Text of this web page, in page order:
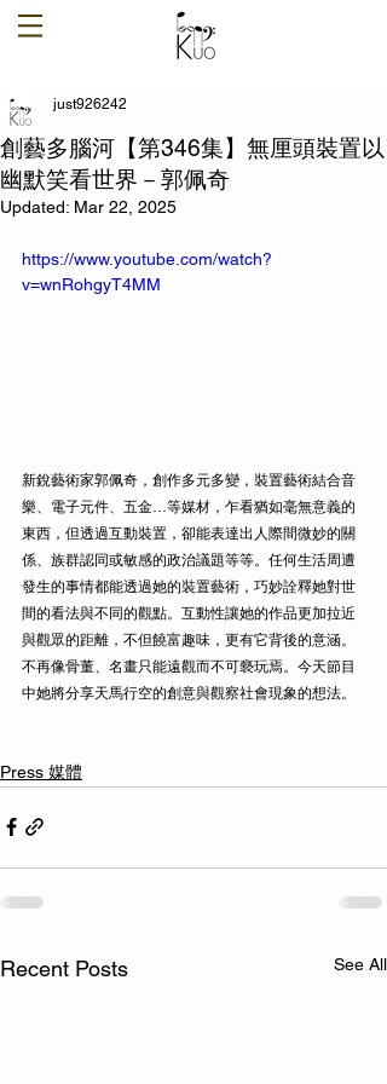
創藝多腦河【第346集】無厘頭裝置以
幽默笑看世界－郭佩奇
just926242
Updated: Mar 22, 2025
https://www.youtube.com/watch?
v=wnRohgyT4MM
新銳藝術家郭佩奇，創作多元多變，裝置藝術結合音
樂、電子元件、五金…等媒材，乍看猶­如毫無意義的
東西，但透過互動裝置，卻能表達出人際間微妙的關
係、族群認同或敏感的政­治議題等等。任何生活周遭
發生的事情都能透過她的裝置藝術，巧妙詮釋她對世
間的看法與­不同的觀點。互動性讓她的作品更加拉近
與觀眾的距離，不但饒富趣味，更有它背後的意涵­。
不再像骨董、名畫只能遠觀而不可褻玩焉。今天節目
中她將分享天馬行空的創意與觀察社­會現象的想法。
Press 媒體
Recent Posts See All